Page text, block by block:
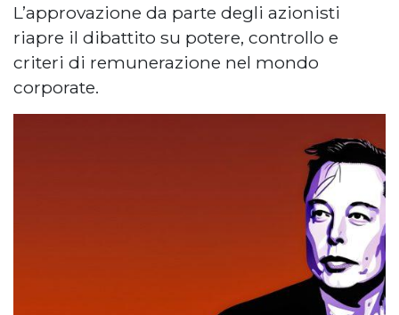
L’approvazione da parte degli azionisti
riapre il dibattito su potere, controllo e
criteri di remunerazione nel mondo
corporate.